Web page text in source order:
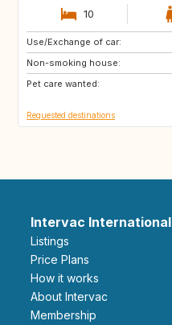
10
Use/Exchange of car:
Non-smoking house:
Pet care wanted:
PT
NO
ES
Requested destinations
Intervac International
Listings
Price Plans
How it works
About Intervac
Membership